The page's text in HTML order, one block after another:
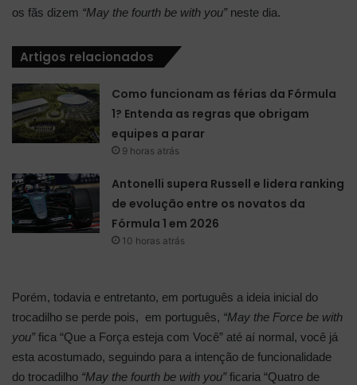
os fãs dizem “May the fourth be with you” neste dia.
Artigos relacionados
Como funcionam as férias da Fórmula
1? Entenda as regras que obrigam
equipes a parar
9 horas atrás
Antonelli supera Russell e lidera ranking
de evolução entre os novatos da
Fórmula 1 em 2026
10 horas atrás
Porém, todavia e entretanto, em português a ideia inicial do
trocadilho se perde pois, em português, “May the Force be with
you”fica “Que a Força esteja com Você” até aí normal, você já
esta acostumado, seguindo para a intenção de funcionalidade
do trocadilho “May the fourth be with you”ficaria “Quatro de